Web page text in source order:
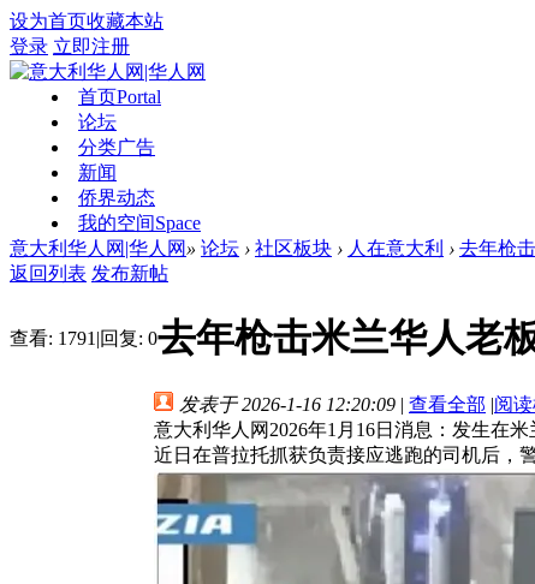
设为首页收藏本站
登录 立即注册
首页Portal
论坛
分类广告
新闻
侨界动态
我的空间Space
意大利华人网|华人网 » 论坛 › 社区板块 › 人在意大利 › 去年枪
返回列表 发布新帖
查看: 1791 |回复: 0去年枪击米兰华人老
发表于 2026-1-16 12:20:09 | 查看全部 |阅
意大利华人网2026年1月16日消息：发生在
近日在普拉托抓获负责接应逃跑的司机后，